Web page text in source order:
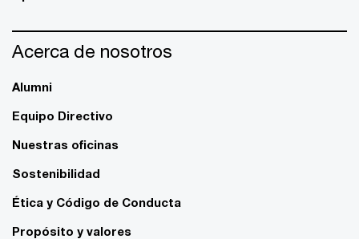
Acerca de nosotros
Alumni
Equipo Directivo
Nuestras oficinas
Sostenibilidad
Ética y Código de Conducta
Propósito y valores